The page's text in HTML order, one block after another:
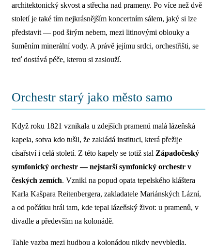
architektonický skvost a střecha nad prameny. Po více než dvě
století je také tím nejkrásnějším koncertním sálem, jaký si lze
představit — pod širým nebem, mezi litinovými oblouky a
šuměním minerální vody. A právě jejímu srdci, orchestřišti, se
teď dostává péče, kterou si zaslouží.
Orchestr starý jako město samo
Když roku 1821 vznikala u zdejších pramenů malá lázeňská
kapela, sotva kdo tušil, že zakládá instituci, která přežije
císařství i celá století. Z této kapely se totiž stal Západočeský
symfonický orchestr — nejstarší symfonický orchestr v
českých zemích. Vznikl na popud opata tepelského kláštera
Karla Kašpara Reitenbergera, zakladatele Mariánských Lázní,
a od počátku hrál tam, kde tepal lázeňský život: u pramenů, v
divadle a především na kolonádě.
Tahle vazba mezi hudbou a kolonádou nikdy nevybledla.